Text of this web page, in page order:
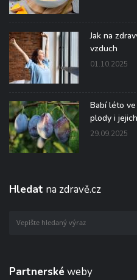
Jak na
vzduch
01.10.2025
Babí léto
plody i
29.09.2025
Hledat na zdravě.cz
Partnerské weby